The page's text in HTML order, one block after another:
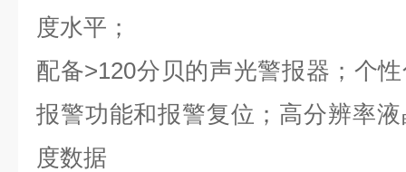
度水平；
配备>120分贝的声光警报器；个
报警功能和报警复位；高分辨率
度数据